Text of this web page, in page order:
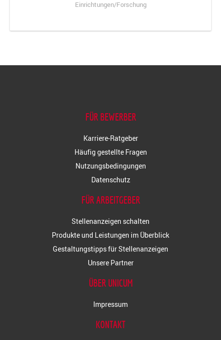
Einrichtungen/Forschung
FÜR BEWERBER
Karriere-Ratgeber
Häufig gestellte Fragen
Nutzungsbedingungen
Datenschutz
FÜR ARBEITGEBER
Stellenanzeigen schalten
Produkte und Leistungen im Überblick
Gestaltungstipps für Stellenanzeigen
Unsere Partner
ÜBER UNICUM
Impressum
KONTAKT